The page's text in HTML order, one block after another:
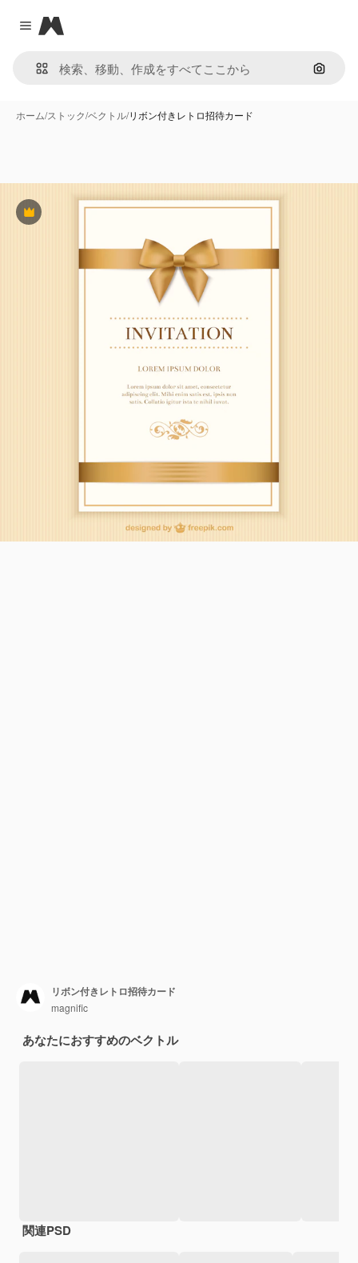
Close menu
Magnific
画像で
ホーム/ストック/ベクトル/リボン付きレトロ招待カード
Premium
リボン付きレトロ招待カード
magnific
あなたにおすすめのベクトル
関連PSD